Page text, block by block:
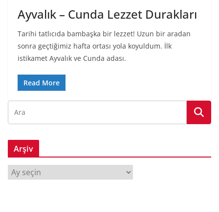
Ayvalık – Cunda Lezzet Durakları
Tarihi tatlıcıda bambaşka bir lezzet! Uzun bir aradan
sonra geçtiğimiz hafta ortası yola koyuldum. İlk
istikamet Ayvalık ve Cunda adası.
Read More
Arşiv
r